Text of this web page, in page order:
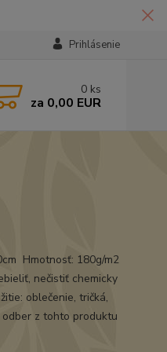
Prihlásenie
0 ks
za 0,00 EUR
Hmotnosť: 180g/m2
nečistiť chemicky
oblečenie, tričká,
odber z tohto produktu